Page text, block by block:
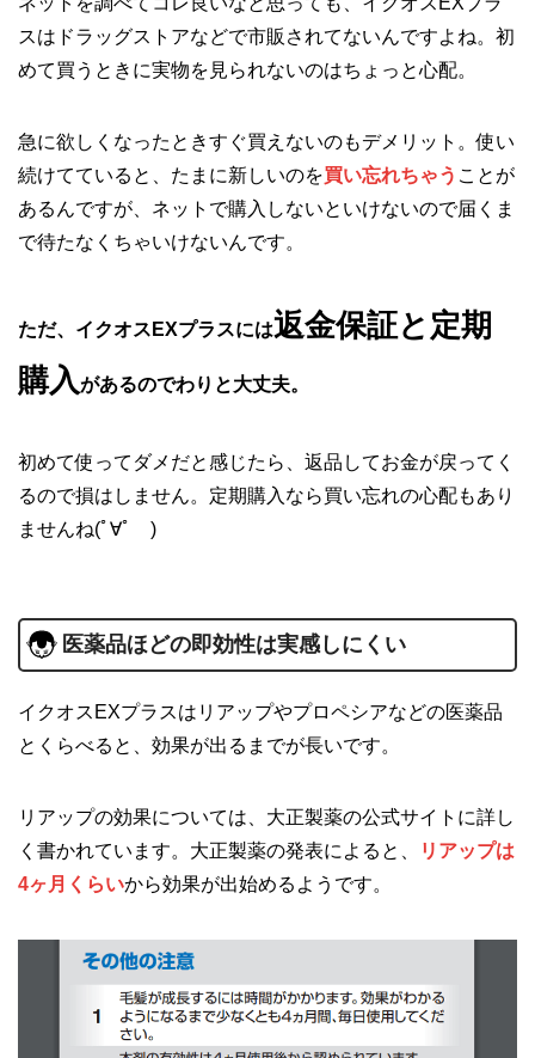
スはドラッグストアなどで市販されてないんですよね。初
めて買うときに実物を見られないのはちょっと心配。
急に欲しくなったときすぐ買えないのもデメリット。使い
続けてていると、たまに新しいのを買い忘れちゃう ことが
あるんですが、ネットで購入しないといけないので届くま
で待たなくちゃいけないんです。
ただ、イクオスEXプラスには返金保証と定期
購入があるのでわりと大丈夫。
初めて使ってダメだと感じたら、返品してお金が戻ってく
るので損はしません。定期購入なら買い忘れの心配もあり
ませんね(ﾟ∀ﾟ )
医薬品ほどの即効性は実感しにくい
イクオスEXプラスはリアップやプロペシアなどの医薬品
とくらべると、効果が出るまでが長いです。
リアップの効果については、大正製薬の公式サイトに詳し
く書かれています。大正製薬の発表によると、
リアップは
4ヶ月くらいから効果が出始めるようです。